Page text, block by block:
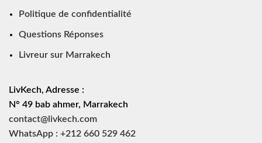
Politique de confidentialité
Questions Réponses
Livreur sur Marrakech
LivKech, Adresse :
N° 49 bab ahmer, Marrakech
contact@livkech.com
WhatsApp : +212 660 529 462